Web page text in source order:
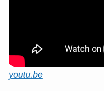
youtu.be